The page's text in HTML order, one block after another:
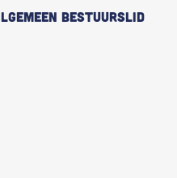
Bestuurslid